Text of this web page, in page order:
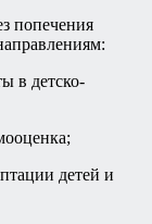
попечения
в детско-
детей и